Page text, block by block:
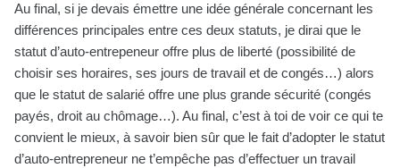
Au final, si je devais émettre une idée générale concernant les
différences principales entre ces deux statuts, je dirai que le
statut d’auto-entrepeneur offre plus de liberté (possibilité de
choisir ses horaires, ses jours de travail et de congés…) alors
que le statut de salarié offre une plus grande sécurité (congés
payés, droit au chômage…). Au final, c’est à toi de voir ce qui te
convient le mieux, à savoir bien sûr que le fait d’adopter le statut
d’auto-entrepreneur ne t’empêche pas d’effectuer un travail